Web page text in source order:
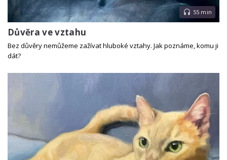
55 min
Důvěra ve vztahu
Bez důvěry nemůžeme zažívat hluboké vztahy. Jak poznáme, komu ji
dát?